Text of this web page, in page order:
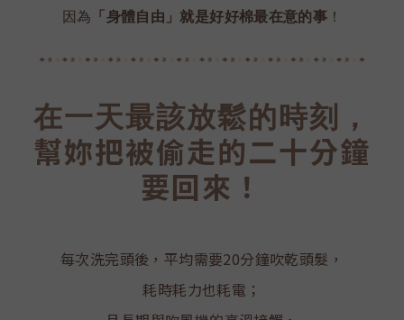
因為 「身體自由」就是好好棉最在意的事！
在一天最該放鬆的時刻，
幫妳把被偷走的二十分鐘
要回來！
每次洗完頭後，平均需要20分鐘吹乾頭髮，
耗時耗力也耗電；